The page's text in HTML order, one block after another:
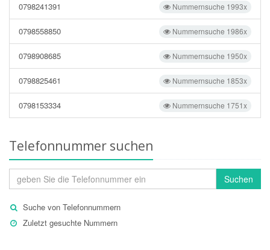
Nummernsuche 1993x
0798241391
Nummernsuche 1986x
0798558850
Nummernsuche 1950x
0798908685
Nummernsuche 1853x
0798825461
Nummernsuche 1751x
0798153334
Telefonnummer suchen
Suchen
Suche von Telefonnummern
Zuletzt gesuchte Nummern